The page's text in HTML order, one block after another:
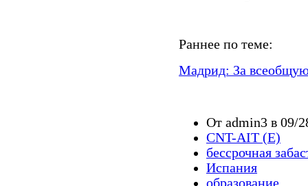
Раннее по теме:
Мадрид: За всеобщую
От admin3 в 09/
CNT-AIT (E)
бессрочная
Испания
образование